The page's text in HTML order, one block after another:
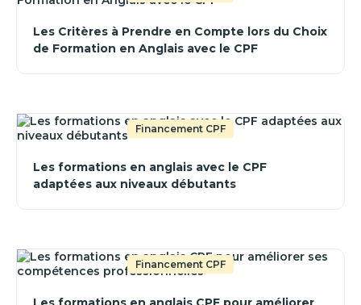
Les Critères à Prendre en Compte lors du Choix
de Formation en Anglais avec le CPF
Financement CPF
Les formations en anglais avec le CPF
adaptées aux niveaux débutants
Financement CPF